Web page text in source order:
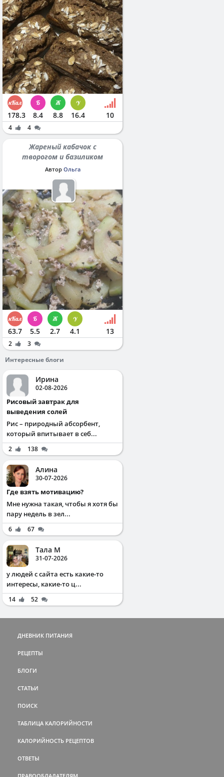
178.3 8.4 8.8 16.4 10
4 4
Жареный кабачок с
творогом и базиликом
Автор Ольга
63.7 5.5 2.7 4.1 13
2
3
Интересные блоги
Ирина
02-08-2026
Рисовый завтрак для
выведения солей
Рис – природный абсорбент,
который впитывает в себ...
2 138
Алина
30-07-2026
Где взять мотивацию?
Мне нужна такая, чтобы я хотя бы
пару недель в зел...
6 67
Тала М
31-07-2026
у людей с сайта есть какие-то
интересы, какие-то ц...
14 52
ДНЕВНИК ПИТАНИЯ
РЕЦЕПТЫ
БЛОГИ
СТАТЬИ
ПОИСК
ТАБЛИЦА КАЛОРИЙНОСТИ
КАЛОРИЙНОСТЬ РЕЦЕПТОВ
ОТВЕТЫ